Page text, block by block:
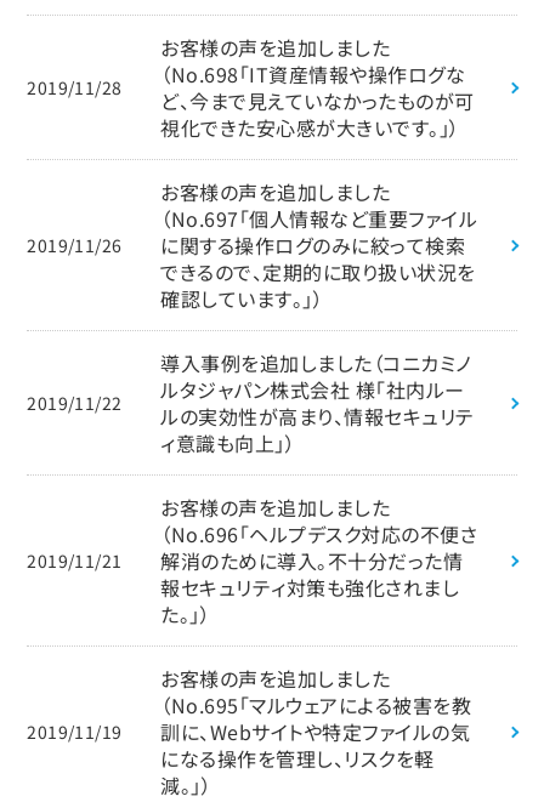
2019/11/28
お客様の声を追加しました
（No.698「IT資産情報や操作ログな
ど、今まで見えていなかったものが可
視化できた安心感が大きいです。」）
2019/11/26
お客様の声を追加しました
（No.697「個人情報など重要ファイル
に関する操作ログのみに絞って検索
できるので、定期的に取り扱い状況を
確認しています。」）
2019/11/22
導入事例を追加しました（コニカミノ
ルタジャパン株式会社 様「社内ルー
ルの実効性が高まり、情報セキュリテ
ィ意識も向上」）
2019/11/21
お客様の声を追加しました
（No.696「ヘルプデスク対応の不便さ
解消のために導入。不十分だった情
報セキュリティ対策も強化されまし
た。」）
2019/11/19
お客様の声を追加しました
（No.695「マルウェアによる被害を教
訓に、Webサイトや特定ファイルの気
になる操作を管理し、リスクを軽
減。」）